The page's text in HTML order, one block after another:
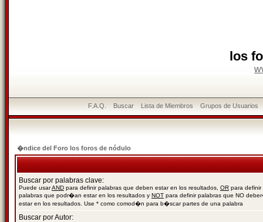
los
F.A.Q. Buscar Lista de Miembros Grupos de Usuarios
�ndice del Foro los foros de nódulo
Buscar por palabras clave:
Puede usarAND para definir palabras que deben estar en los resultados, OR para definir
palabras que podr�an estar en los resultados y NOT para definir palabras que NO
estar en los resultados. Use * como comod�n para b�scar partes de una palabra
Buscar por Autor: